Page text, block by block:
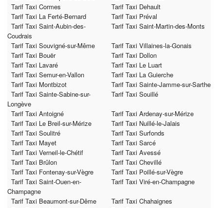
Tarif Taxi Cormes
Tarif Taxi Dehault
Tarif Taxi La Ferté-Bernard
Tarif Taxi Préval
Tarif Taxi Saint-Aubin-des-
Coudrais
Tarif Taxi Saint-Martin-des-Monts
Tarif Taxi Souvigné-sur-Même
Tarif Taxi Villaines-la-Gonais
Tarif Taxi Bouër
Tarif Taxi Dollon
Tarif Taxi Lavaré
Tarif Taxi Le Luart
Tarif Taxi Semur-en-Vallon
Tarif Taxi La Guierche
Tarif Taxi Montbizot
Tarif Taxi Sainte-Jamme-sur-Sarthe
Tarif Taxi Sainte-Sabine-sur-
Longève
Tarif Taxi Souillé
Tarif Taxi Antoigné
Tarif Taxi Ardenay-sur-Mérize
Tarif Taxi Le Breil-sur-Mérize
Tarif Taxi Nuillé-le-Jalais
Tarif Taxi Soulitré
Tarif Taxi Surfonds
Tarif Taxi Mayet
Tarif Taxi Sarcé
Tarif Taxi Verneil-le-Chétif
Tarif Taxi Avessé
Tarif Taxi Brûlon
Tarif Taxi Chevillé
Tarif Taxi Fontenay-sur-Vègre
Tarif Taxi Poillé-sur-Vègre
Tarif Taxi Saint-Ouen-en-
Champagne
Tarif Taxi Viré-en-Champagne
Tarif Taxi Beaumont-sur-Dême
Tarif Taxi Chahaignes